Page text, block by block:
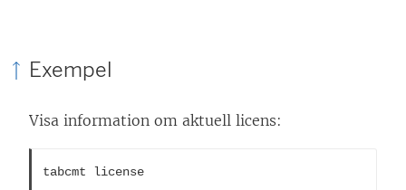
Exempel
Visa information om aktuell licens:
tabcmt license